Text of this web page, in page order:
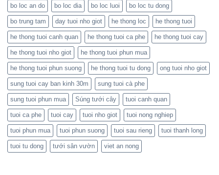
hệ
thống
tưới
hiện
đại
bo loc an do bo loc dia bo loc luoi bo loc tu dong
bo trung tam day tuoi nho giot he thong loc he thong tuoi
he thong tuoi canh quan he thong tuoi ca phe he thong tuoi cay
he thong tuoi nho giot he thong tuoi phun mua
he thong tuoi phun suong he thong tuoi tu dong ong tuoi nho giot
sung tuoi cay ban kinh 30m sung tuoi cà phe
sung tuoi phun mua Súng tưới cây tuoi canh quan
tuoi ca phe tuoi cay tuoi nho giot tuoi nong nghiep
tuoi phun mua tuoi phun suong tuoi sau rieng tuoi thanh long
tuoi tu dong tưới sân vườn viet an nong